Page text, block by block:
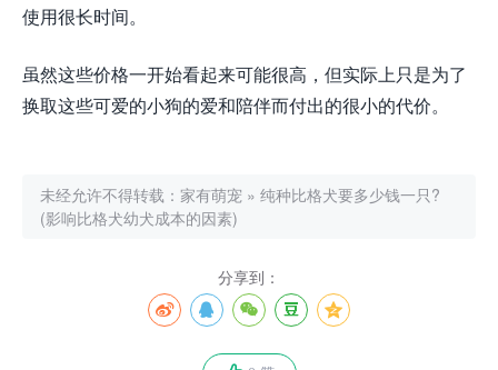
使用很长时间。
虽然这些价格一开始看起来可能很高，但实际上只是为了
换取这些可爱的小狗的爱和陪伴而付出的很小的代价。
未经允许不得转载： 家有萌宠 » 纯种比格犬要多少钱一只?
(影响比格犬幼犬成本的因素)
分享到：